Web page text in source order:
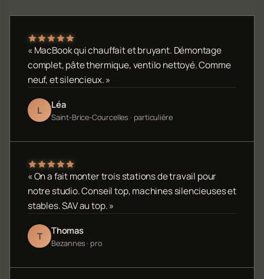
« MacBook qui chauffait et bruyant. Démontage
complet, pâte thermique, ventilo nettoyé. Comme
neuf, et silencieux. »
L Léa
Saint-Brice-Courcelles · particulière
« On a fait monter trois stations de travail pour
notre studio. Conseil top, machines silencieuses et
stables. SAV au top. »
T Thomas
Bezannes · pro